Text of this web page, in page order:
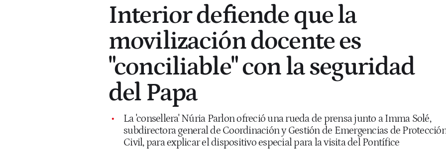
Interior defiende que la
movilización docente es
"conciliable" con la seguridad
del Papa
La 'consellera' Núria Parlon ofreció una rueda de prensa junto a Imma Solé,
subdirectora general de Coordinación y Gestión de Emergencias de
Civil, para explicar el dispositivo especial para la visita del Pontífice